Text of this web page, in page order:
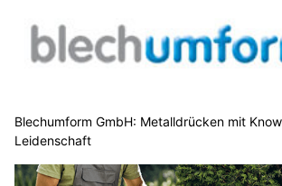
Blechumform GmbH: Metalldrücken mit
Leidenschaft